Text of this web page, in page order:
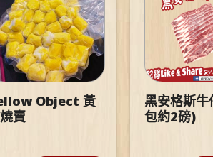
Object 黃
賣
黑安格斯
包約2磅)